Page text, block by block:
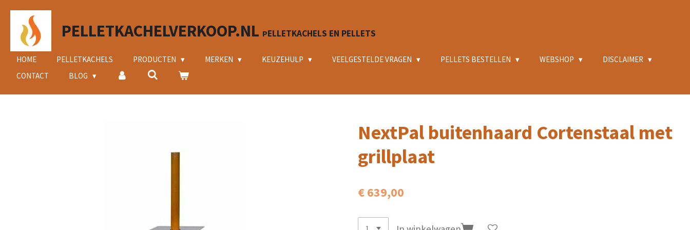
Ga
hoofdinhoud
PELLETKACHELVERKOOP.NL PELLETKACHELS EN PELLETS
HOME PELLETKACHELS PRODUCTEN MERKEN KEUZEHULP VEELGESTELDE VRAGEN PELLETS BESTELLEN WEBSHOP
DISCLAIMER
CONTACT
BLOG
NextPal buitenhaard Cortenstaal met
grillplaat
€ 639,00